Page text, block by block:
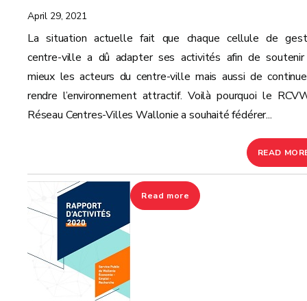
April 29, 2021
La situation actuelle fait que chaque cellule de
centre-ville a dû adapter ses activités afin de
mieux les acteurs du centre-ville mais aussi de
rendre l’environnement attractif. Voilà pourquoi le
Réseau Centres-Villes Wallonie a souhaité fédérer...
READ
Read more